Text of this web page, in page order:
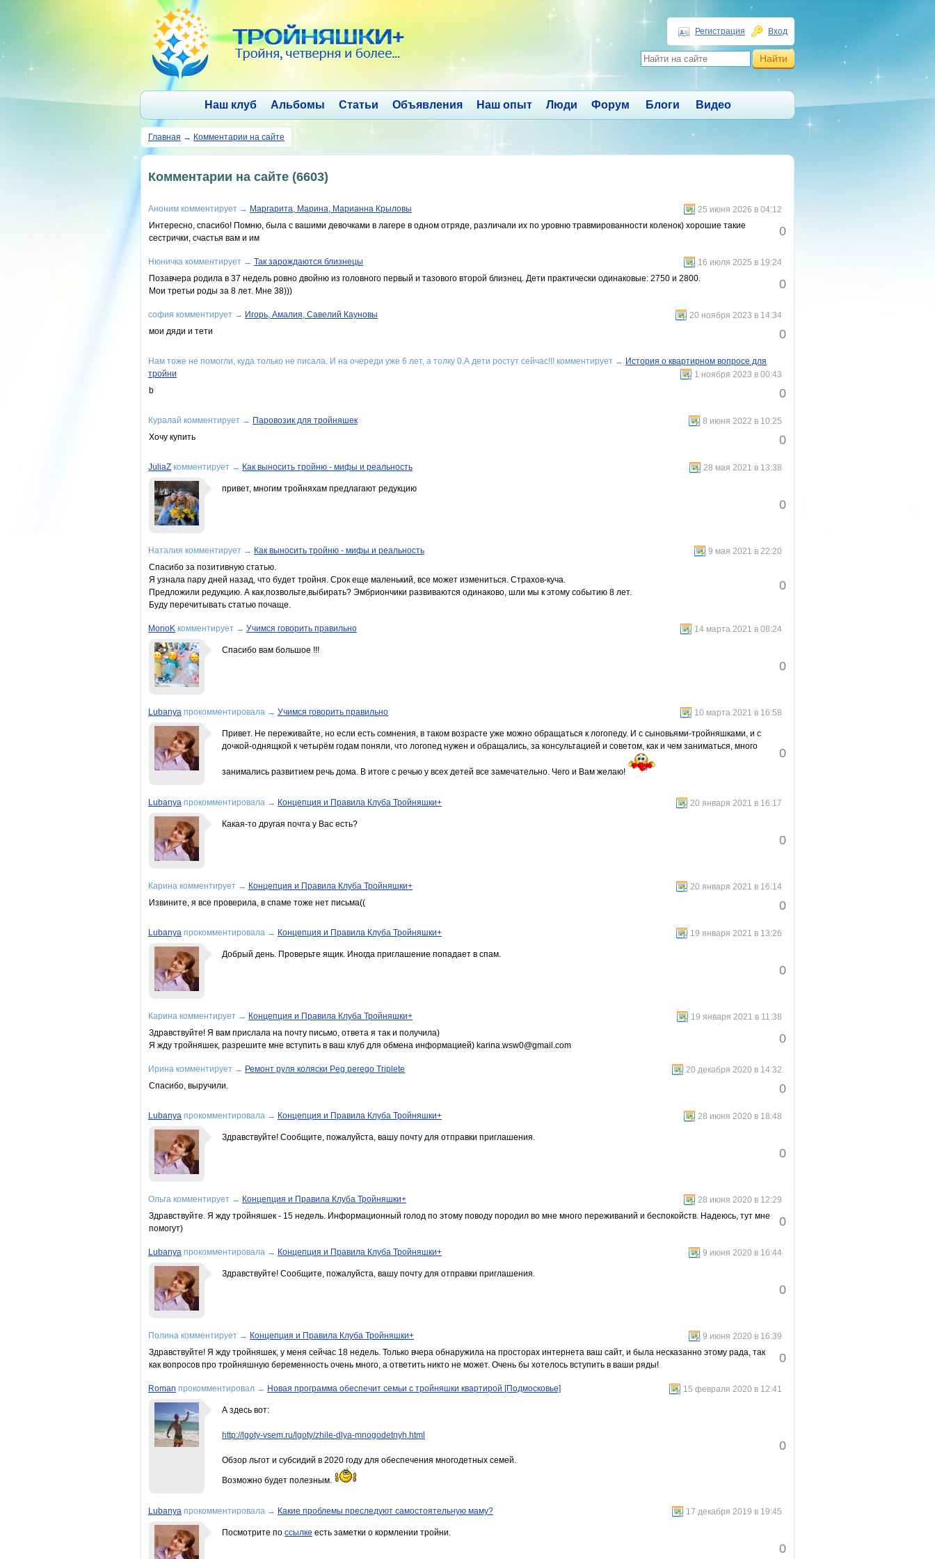
Регистрация Вход
Наш клуб Альбомы Статьи Объявления Наш опыт Люди Форум Блоги Видео
Главная → Комментарии на сайте
Комментарии на сайте (6603)
Аноним комментирует → Маргарита, Марина, Марианна Крыловы
25 июня 2026 в 04:12
Интересно, спасибо! Помню, была с вашими девочками в лагере в одном отряде, различали их по уровню травмированности коленок) хорошие такие
сестрички, счастья вам и им
0
Нюничка комментирует → Так зарождаются близнецы
16 июля 2025 в 19:24
Позавчера родила в 37 недель ровно двойню из головного первый и тазового второй близнец. Дети практически одинаковые: 2750 и 2800.
Мои третьи роды за 8 лет. Мне 38)))
0
софия комментирует → Игорь, Амалия, Савелий Кауновы
20 ноября 2023 в 14:34
мои дяди и тети
0
Нам тоже не помогли, куда только не писала. И на очереди уже 6 лет, а толку 0.А дети ростут сейчас!!! комментирует → История о квартирном вопросе для
тройни
1 ноября 2023 в 00:43
b
0
Куралай комментирует → Паровозик для тройняшек
8 июня 2022 в 10:25
Хочу купить
0
JuliaZ комментирует → Как выносить тройню - мифы и реальность 28 мая 2021 в 13:38
привет, многим тройняхам предлагают редукцию
0
Наталия комментирует → Как выносить тройню - мифы и реальность
9 мая 2021 в 22:20
Спасибо за позитивную статью.
Я узнала пару дней назад, что будет тройня. Срок еще маленький, все может измениться. Страхов-куча.
Предложили редукцию. А как,позвольте,выбирать? Эмбриончики развиваются одинаково, шли мы к этому событию 8 лет.
Буду перечитывать статью почаще.
0
MonoK комментирует → Учимся говорить правильно 14 марта 2021 в 08:24
Спасибо вам большое !!!
0
Lubanya прокомментировала → Учимся говорить правильно 10 марта 2021 в 16:58
Привет. Не переживайте, но если есть сомнения, в таком возрасте уже можно обращаться к логопеду. И с сыновьями-тройняшками, и с
дочкой-однящкой к четырём годам поняли, что логопед нужен и обращались, за консультацией и советом, как и чем заниматься, много
занимались развитием речь дома. В итоге с речью у всех детей все замечательно. Чего и Вам желаю!
0
Lubanya прокомментировала → Концепция и Правила Клуба Тройняшки+ 20 января 2021 в 16:17
Какая-то другая почта у Вас есть?
0
Карина комментирует → Концепция и Правила Клуба Тройняшки+
20 января 2021 в 16:14
Извините, я все проверила, в спаме тоже нет письма((
0
Lubanya прокомментировала → Концепция и Правила Клуба Тройняшки+ 19 января 2021 в 13:26
Добрый день. Проверьте ящик. Иногда приглашение попадает в спам.
0
Карина комментирует → Концепция и Правила Клуба Тройняшки+
19 января 2021 в 11:38
Здравствуйте! Я вам прислала на почту письмо, ответа я так и получила)
Я жду тройняшек, разрешите мне вступить в ваш клуб для обмена информацией) karina.wsw0@gmail.com
0
Ирина комментирует → Ремонт руля коляски Peg perego Triplete
20 декабря 2020 в 14:32
Спасибо, выручили.
0
Lubanya прокомментировала → Концепция и Правила Клуба Тройняшки+ 28 июня 2020 в 18:48
Здравствуйте! Сообщите, пожалуйста, вашу почту для отправки приглашения.
0
Ольга комментирует → Концепция и Правила Клуба Тройняшки+
28 июня 2020 в 12:29
Здравствуйте. Я жду тройняшек - 15 недель. Информационный голод по этому поводу породил во мне много переживаний и беспокойств. Надеюсь, тут мне
помогут)
0
Lubanya прокомментировала → Концепция и Правила Клуба Тройняшки+ 9 июня 2020 в 16:44
Здравствуйте! Сообщите, пожалуйста, вашу почту для отправки приглашения.
0
Полина комментирует → Концепция и Правила Клуба Тройняшки+
9 июня 2020 в 16:39
Здравствуйте! Я жду тройняшек, у меня сейчас 18 недель. Только вчера обнаружила на просторах интернета ваш сайт, и была несказанно этому рада, так
как вопросов про тройняшную беременность очень много, а ответить никто не может. Очень бы хотелось вступить в ваши ряды!
0
Roman прокомментировал → Новая программа обеспечит семьи с тройняшки квартирой [Подмосковье] 15 февраля 2020 в 12:41
А здесь вот:
http://lgoty-vsem.ru/lgoty/zhile-dlya-mnogodetnyh.html
Обзор льгот и субсидий в 2020 году для обеспечения многодетных семей.
Возможно будет полезным.
0
Lubanya прокомментировала → Какие проблемы преследуют самостоятельную маму? 17 декабря 2019 в 19:45
Посмотрите по ссылке есть заметки о кормлении тройни.
0